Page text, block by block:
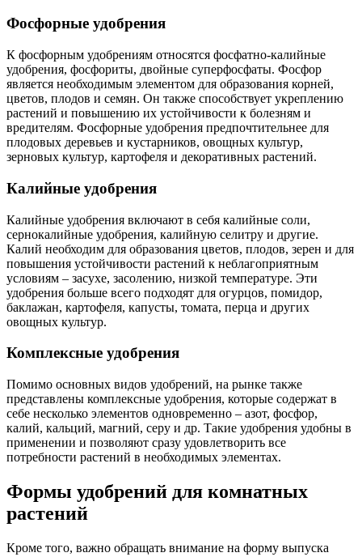
Фосфорные удобрения
К фосфорным удобрениям относятся фосфатно-калийные
удобрения, фосфориты, двойные суперфосфаты. Фосфор
является необходимым элементом для образования корней,
цветов, плодов и семян. Он также способствует укреплению
растений и повышению их устойчивости к болезням и
вредителям. Фосфорные удобрения предпочтительнее для
плодовых деревьев и кустарников, овощных культур,
зерновых культур, картофеля и декоративных растений.
Калийные удобрения
Калийные удобрения включают в себя калийные соли,
сернокалийные удобрения, калийную селитру и другие.
Калий необходим для образования цветов, плодов, зерен и для
повышения устойчивости растений к неблагоприятным
условиям – засухе, засолению, низкой температуре. Эти
удобрения больше всего подходят для огурцов, помидор,
баклажан, картофеля, капусты, томата, перца и других
овощных культур.
Комплексные удобрения
Помимо основных видов удобрений, на рынке также
представлены комплексные удобрения, которые содержат в
себе несколько элементов одновременно – азот, фосфор,
калий, кальций, магний, серу и др. Такие удобрения удобны в
применении и позволяют сразу удовлетворить все
потребности растений в необходимых элементах.
Формы удобрений для комнатных
растений
Кроме того, важно обращать внимание на форму выпуска